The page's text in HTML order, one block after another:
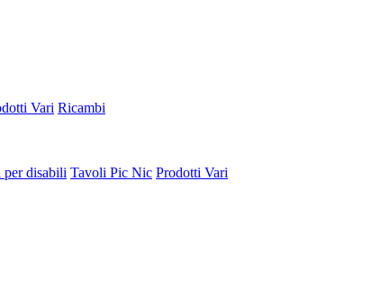
Vari Ricambi
disabili Tavoli Pic Nic Prodotti Vari